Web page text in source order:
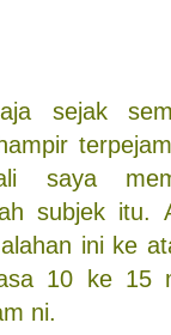
sejak
saya
subjek itu.
ini ke
10 ke 15
ni.